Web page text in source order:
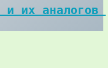
и их аналогов